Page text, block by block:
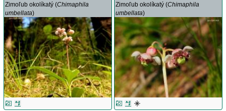
Zimoľub okolíkatý (Chimaphila
umbellata)
Zimoľub okolíkatý (Chimaphila
umbellata)